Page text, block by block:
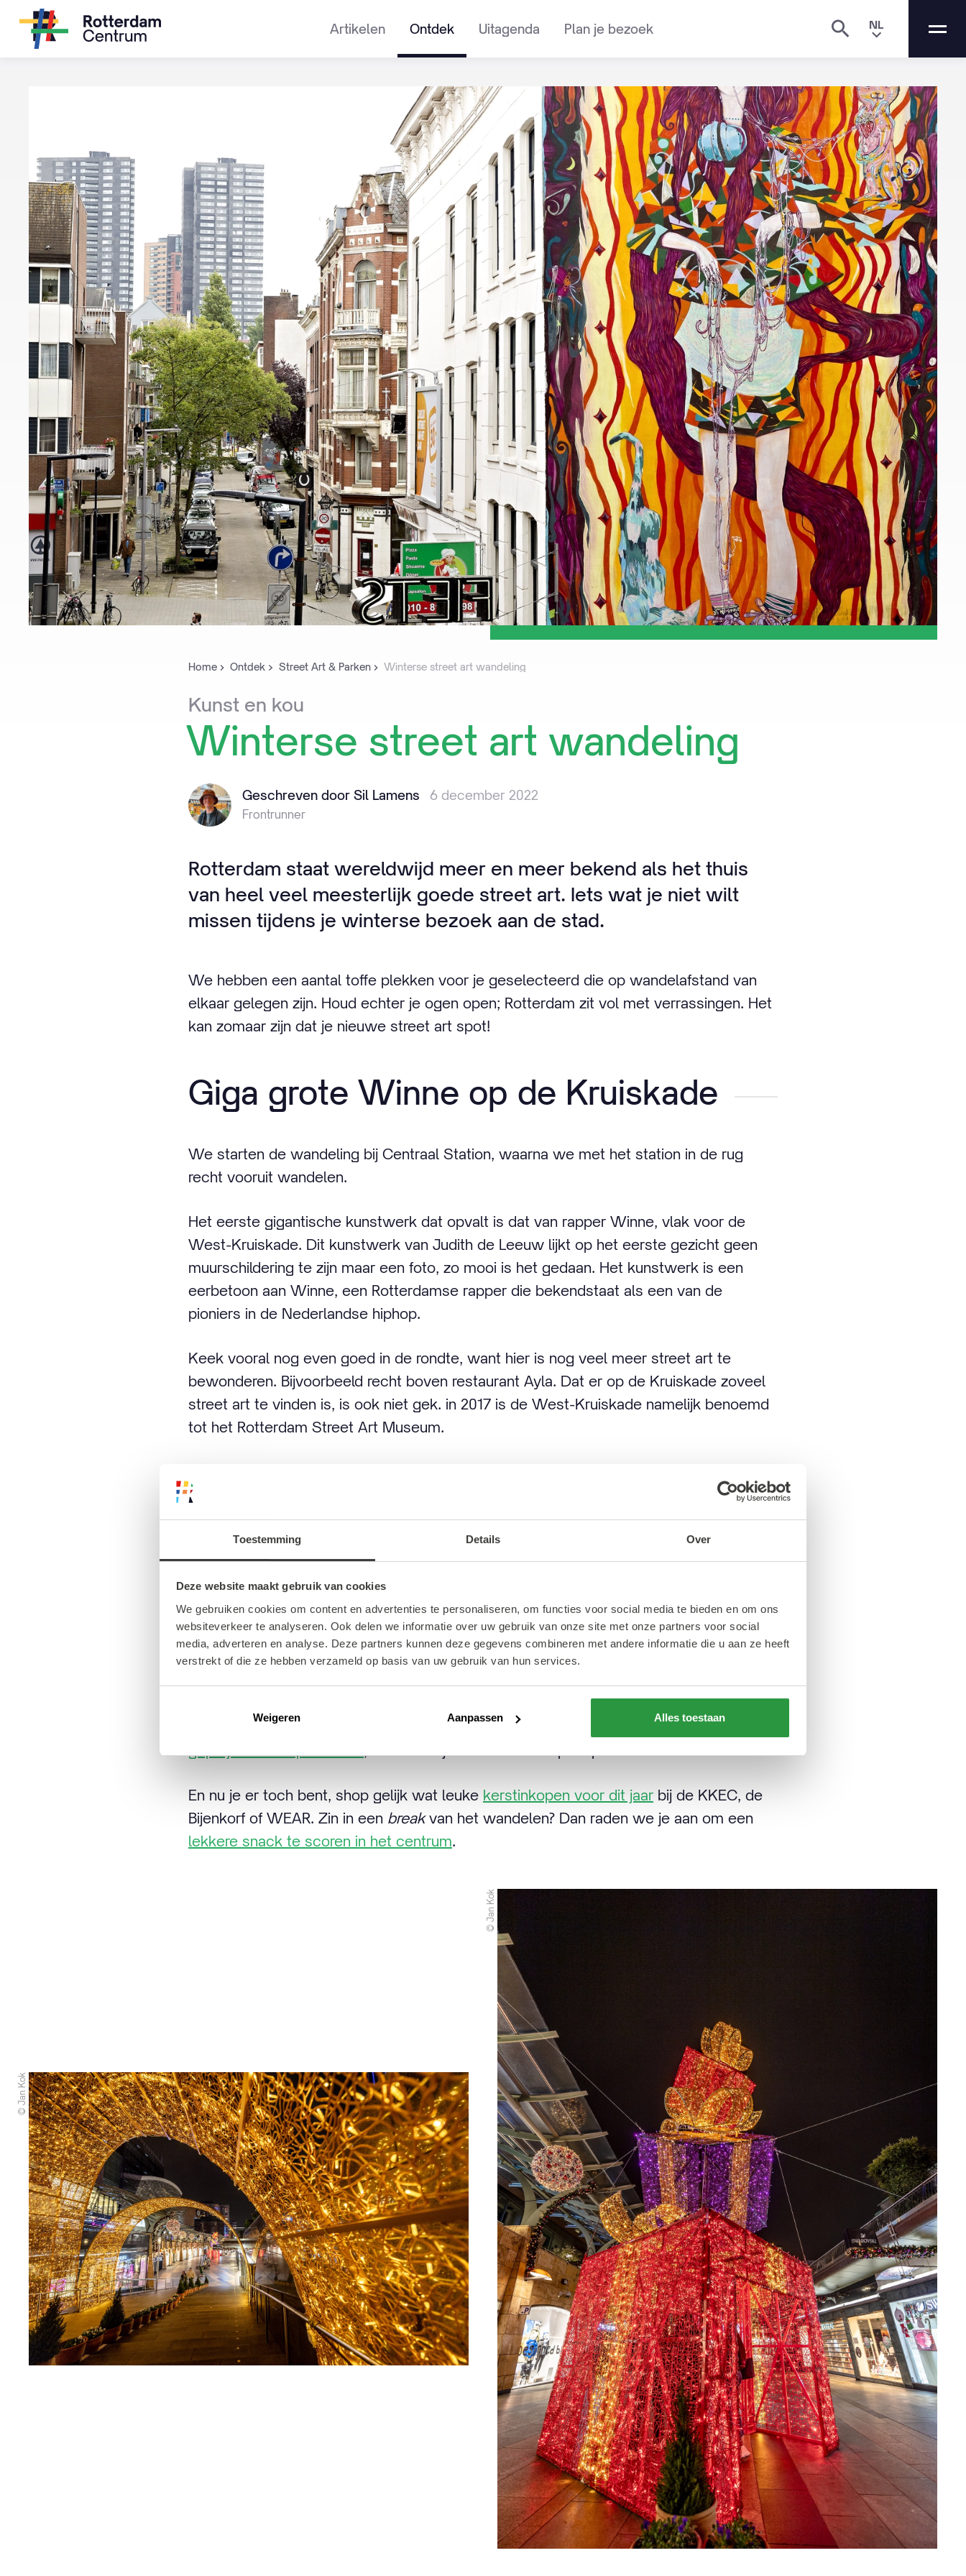
Toestemming Details Over
Deze website maakt gebruik van cookies
We gebruiken cookies om content en advertenties te personaliseren, om functies voor social media te bieden en om ons
websiteverkeer te analyseren. Ook delen we informatie over uw gebruik van onze site met onze partners voor social
media, adverteren en analyse. Deze partners kunnen deze gegevens combineren met andere informatie die u aan ze heeft
verstrekt of die ze hebben verzameld op basis van uw gebruik van hun services.
Weigeren Aanpassen Alles toestaan
Artikelen Ontdek Uitagenda Plan je bezoek NL
Home Ontdek Street Art & Parken Winterse street art wandeling
Kunst en kou
Winterse street art wandeling
Geschreven door Sil Lamens 6 december 2022
Frontrunner
Rotterdam staat wereldwijd meer en meer bekend als het thuis
van heel veel meesterlijk goede street art. Iets wat je niet wilt
missen tijdens je winterse bezoek aan de stad.
We hebben een aantal toffe plekken voor je geselecteerd die op wandelafstand van
elkaar gelegen zijn. Houd echter je ogen open; Rotterdam zit vol met verrassingen. Het
kan zomaar zijn dat je nieuwe street art spot!
Giga grote Winne op de Kruiskade
We starten de wandeling bij Centraal Station, waarna we met het station in de rug
recht vooruit wandelen.
Het eerste gigantische kunstwerk dat opvalt is dat van rapper Winne, vlak voor de
West-Kruiskade. Dit kunstwerk van Judith de Leeuw lijkt op het eerste gezicht geen
muurschildering te zijn maar een foto, zo mooi is het gedaan. Het kunstwerk is een
eerbetoon aan Winne, een Rotterdamse rapper die bekendstaat als een van de
pioniers in de Nederlandse hiphop.
Keek vooral nog even goed in de rondte, want hier is nog veel meer street art te
bewonderen. Bijvoorbeeld recht boven restaurant Ayla. Dat er op de Kruiskade zoveel
street art te vinden is, is ook niet gek. in 2017 is de West-Kruiskade namelijk benoemd
tot het Rotterdam Street Art Museum.
Prachtige sierverlichting in de
Koopgoot
Vanaf de Kruiskade wandelen we naar de Koopgoot. De wereldberoemde winkelstraat
is ook deze winter prachtig verlicht. Het mag dan niet per se bestempeld worden als
street art, maar met de gigantische lichtgevende bogen, kerstbomen en een mega
lichtgevend cadeau kijk je hier je ogen uit. Eenmustvinden wij, als je toch op pad bent!
Ben je aan het wandelen in de namiddag of avond? Dan zouden we ook even op het
plein bovenaan de Koopgoot een kijkje nemen. Hier worden namelijk prachtige lichtjes
geprojecteerd op de vloer, wat een bijzonder schouwspel oplevert!
En nu je er toch bent, shop gelijk wat leuke kerstinkopen voor dit jaar bij de KKEC, de
Bijenkorf of WEAR. Zin in een breakvan het wandelen? Dan raden we je aan om een
lekkere snack te scoren in het centrum.
© Jan Kok
© Jan Kok